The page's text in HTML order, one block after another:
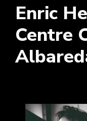
Enric
Centre